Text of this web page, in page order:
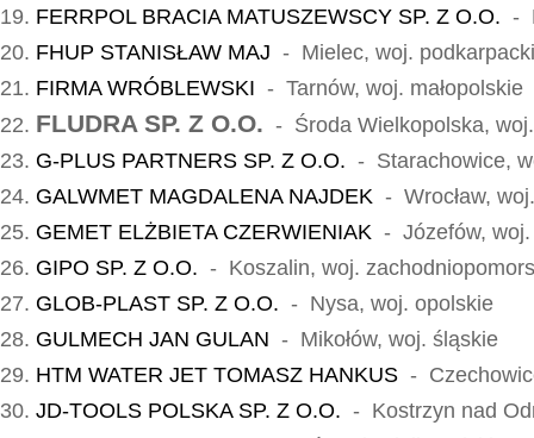
FERRPOL BRACIA MATUSZEWSCY SP. Z O.O. -
FHUP STANISŁAW MAJ - Mielec, woj.
FIRMA WRÓBLEWSKI - Tarnów, woj. małopolskie
FLUDRA SP. Z O.O. - Środa Wielkopolska,
G-PLUS PARTNERS SP. Z O.O. - Starachowice,
GALWMET MAGDALENA NAJDEK - Wrocław,
GEMET ELŻBIETA CZERWIENIAK - Józefów,
GIPO SP. Z O.O. - Koszalin, woj.
GLOB-PLAST SP. Z O.O. - Nysa, woj. opolskie
GULMECH JAN GULAN - Mikołów, woj. śląskie
HTM WATER JET TOMASZ HANKUS -
JD-TOOLS POLSKA SP. Z O.O. - Kostrzyn nad